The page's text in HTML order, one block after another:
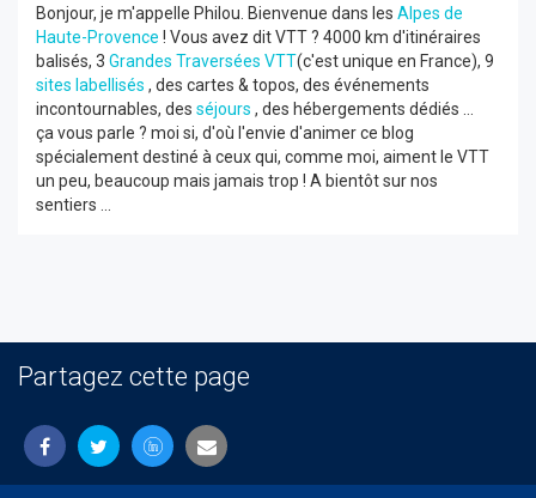
Bonjour, je m'appelle Philou. Bienvenue dans les Alpes de
Haute-Provence ! Vous avez dit VTT ? 4000 km d'itinéraires
balisés, 3 Grandes Traversées VTT(c'est unique en France), 9
sites labellisés , des cartes & topos, des événements
incontournables, des séjours , des hébergements dédiés ...
ça vous parle ? moi si, d'où l'envie d'animer ce blog
spécialement destiné à ceux qui, comme moi, aiment le VTT
un peu, beaucoup mais jamais trop ! A bientôt sur nos
sentiers ...
Partagez cette page